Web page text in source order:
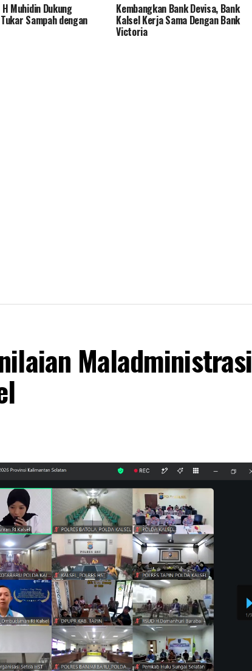
Muhidin Dukung
Sampah dengan
Kembangkan Bank Devisa, Bank
Kalsel Kerja Sama Dengan Bank
Victoria
Maladministrasi